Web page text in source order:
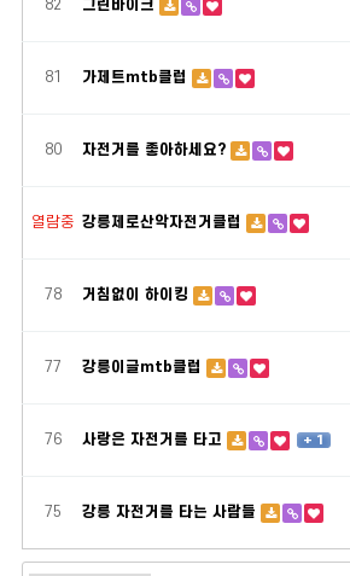
82 그린바이크
81 가제트mtb클럽
80 자전거를 좋아하세요?
열람중 강릉제로산악자전거클럽
78 거침없이 하이킹
77 강릉이글mtb클럽
76 사랑은 자전거를 타고 + 1
75 강릉 자전거를 타는 사람들